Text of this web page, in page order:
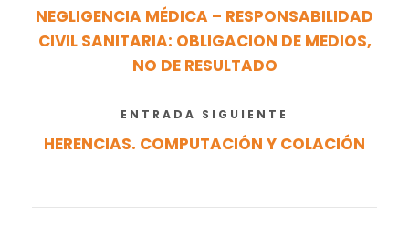
NEGLIGENCIA MÉDICA – RESPONSABILIDAD
CIVIL SANITARIA: OBLIGACION DE MEDIOS,
NO DE RESULTADO
ENTRADA SIGUIENTE
HERENCIAS. COMPUTACIÓN Y COLACIÓN